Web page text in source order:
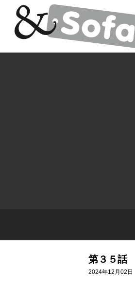
第３５話
2024年12月02日